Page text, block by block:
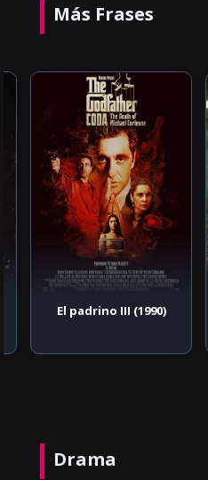
Más Frases
El padrino III (1990)
Drama